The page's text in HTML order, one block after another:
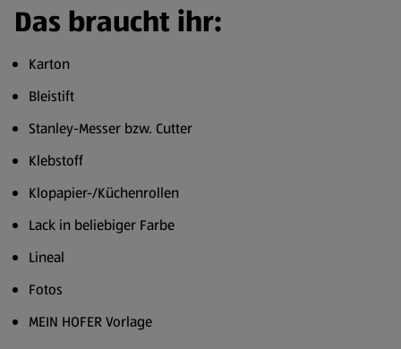
Das braucht ihr:
Karton
Bleistift
Stanley-Messer bzw. Cutter
Klebstoff
Klopapier-/Küchenrollen
Lack in beliebiger Farbe
Lineal
Fotos
MEIN HOFER Vorlage